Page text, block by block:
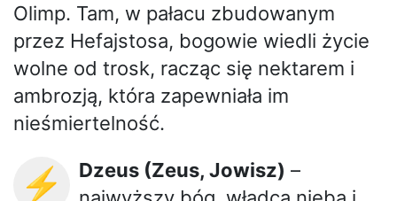
Olimp. Tam, w pałacu zbudowanym
przez Hefajstosa, bogowie wiedli życie
wolne od trosk, racząc się nektarem i
ambrozją, która zapewniała im
nieśmiertelność.
⚡ Dzeus (Zeus, Jowisz) –